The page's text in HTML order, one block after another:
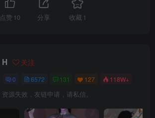
点赞 10 分享 收藏 1
H 关注
0 6572 131 127 118W+
资源失效，友链申请，请私信。